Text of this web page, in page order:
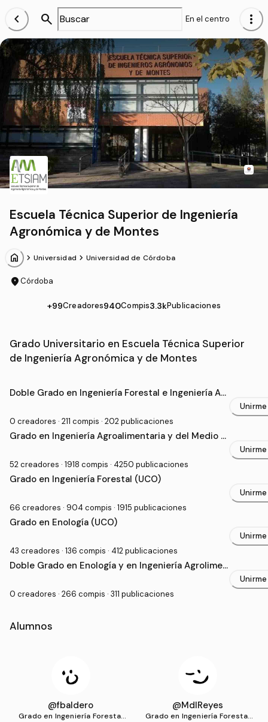
chevron_left search En el centro more_vert
Escuela Técnica Superior de Ingeniería
Agronómica y de Montes
home chevron_forward Universidad chevron_forward Universidad de Córdoba
location_onCórdoba
+99Creadores940Compis3.3kPublicaciones
Grado Universitario en Escuela Técnica Superior
de Ingeniería Agronómica y de Montes
Doble Grado en Ingeniería Forestal e Ingeniería Ag
0 creadores · 211 compis · 202 publicaciones
Unirme
Grado en Ingeniería Agroalimentaria y del Medio R
52 creadores · 1918 compis · 4250 publicaciones
Unirme
Grado en Ingeniería Forestal (UCO)
66 creadores · 904 compis · 1915 publicaciones
Unirme
Grado en Enología (UCO)
43 creadores · 136 compis · 412 publicaciones
Unirme
Doble Grado en Enología y en Ingeniería Agrolimen
0 creadores · 266 compis · 311 publicaciones
Unirme
Alumnos
@fbaldero
Grado en Ingeniería Forestal
@MdlReyes
Grado en Ingeniería Forestal